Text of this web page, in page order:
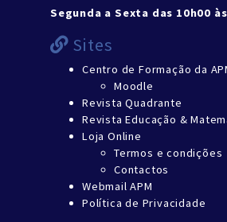
Segunda a Sexta das 10h00
Sites
Centro de Formação da
Moodle
Revista Quadrante
Revista Educação &
Loja Online
Termos e condições
Contactos
Webmail APM
Política de Privacidade